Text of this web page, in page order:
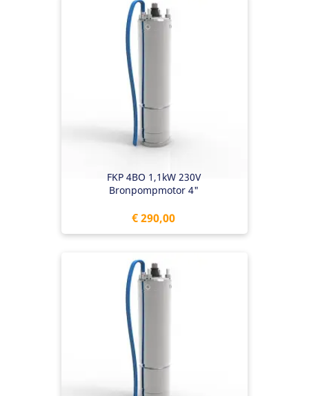
FKP 4BO 1,1kW 230V
Bronpompmotor 4"
Prijs
€ 290,00